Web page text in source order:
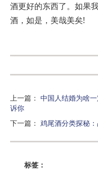
酒更好的东西了。如果
酒，如是，美哉美矣!
上一篇 ： 中国人结婚为啥
诉你
下一篇 ： 鸡尾酒分类探秘
标签：